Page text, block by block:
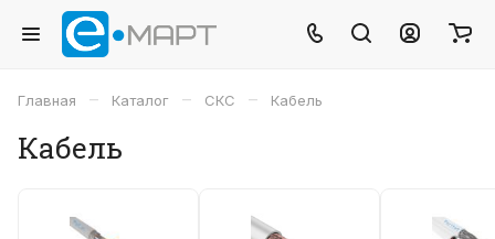
Главная – Каталог – СКС – Кабель
Кабель